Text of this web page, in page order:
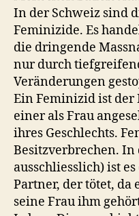
In der Schweiz sind
Feminizide. Es
die dringende
nur durch
Veränderungen
Ein Feminizid ist der
einer als Frau
ihres Geschlechts.
Besitzverbrechen. In
ausschliesslich) ist
Partner, der tötet, da
seine Frau ihm